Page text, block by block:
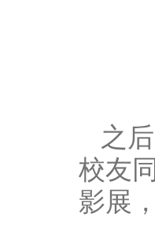
之
校友
影展